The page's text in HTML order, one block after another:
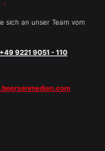
sich an unser Team vom
+49 9221 9051 - 110